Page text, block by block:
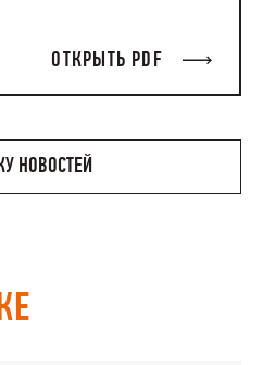
ОТКРЫТЬ PDF
НОВОСТЕЙ